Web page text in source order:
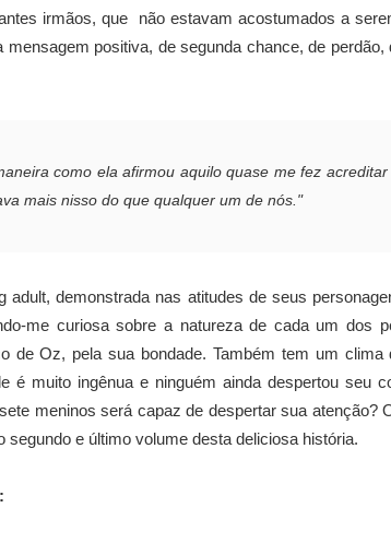
irmãos, que não estavam acostumados a
mensagem positiva, de segunda chance, de
como ela afirmou aquilo quase me fez
mais nisso do que qualquer um de nós."
adult, demonstrada nas atitudes de seus
me curiosa sobre a natureza de cada um dos
de Oz, pela sua bondade. Também tem um
é muito ingênua e ninguém ainda despertou seu
meninos será capaz de despertar sua atenção?
segundo e último volume desta deliciosa história.